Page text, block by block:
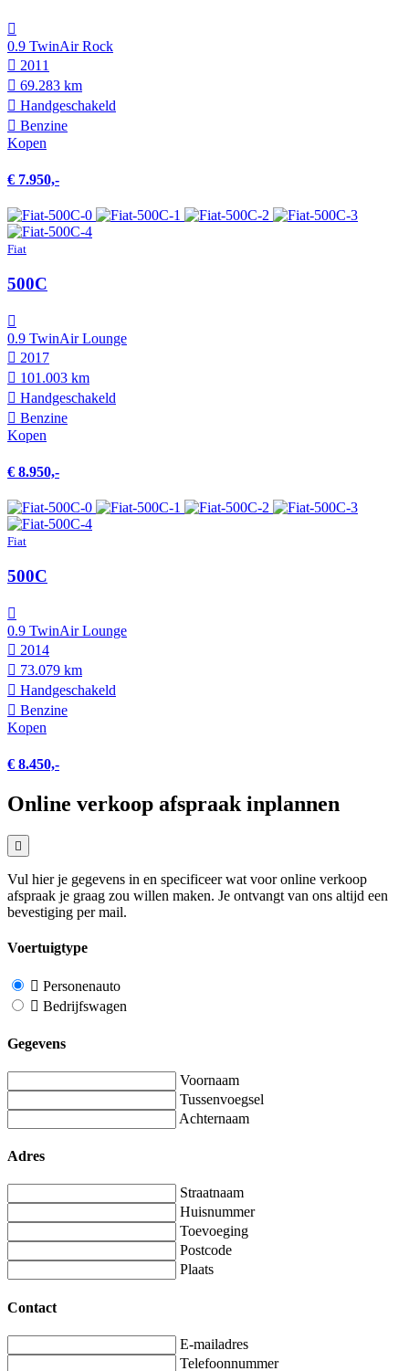
0.9 TwinAir Rock
2011
69.283 km
Hand­geschakeld
Benzine
Kopen
€ 7.950,-
Fiat
500C
0.9 TwinAir Lounge
2017
101.003 km
Hand­geschakeld
Benzine
Kopen
€ 8.950,-
Fiat
500C
0.9 TwinAir Lounge
2014
73.079 km
Hand­geschakeld
Benzine
Kopen
€ 8.450,-
Online verkoop afspraak inplannen
Vul hier je gegevens in en specificeer wat voor online verkoop
afspraak je graag zou willen maken. Je ontvangt van ons altijd een
bevestiging per mail.
Voertuigtype
Personenauto
Bedrijfswagen
Gegevens
Voornaam
Tussenvoegsel
Achternaam
Adres
Straatnaam
Huisnummer
Toevoeging
Postcode
Plaats
Contact
E-mailadres
Telefoonnummer